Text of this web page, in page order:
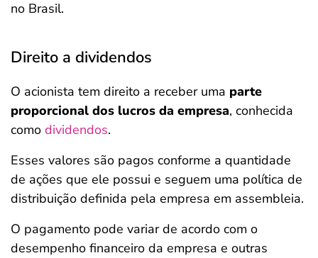
no Brasil.
Direito a dividendos
O acionista tem direito a receber uma parte
proporcional dos lucros da empresa, conhecida
como dividendos.
Esses valores são pagos conforme a quantidade
de ações que ele possui e seguem uma política de
distribuição definida pela empresa em assembleia.
O pagamento pode variar de acordo com o
desempenho financeiro da empresa e outras